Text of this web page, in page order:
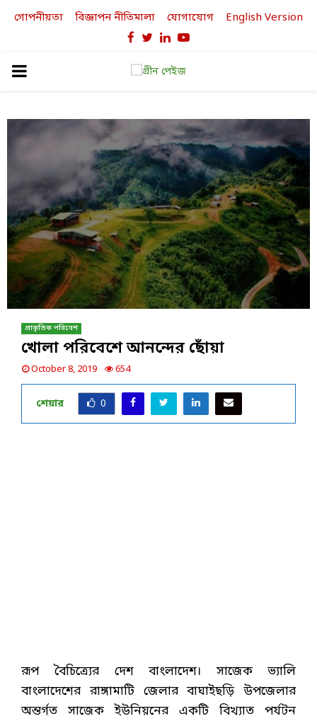
গোপনীয়তা বিজ্ঞাপন নীতিমালা যোগাযোগ English Version
Facebook
TwitterLinkedinYoutube
PRIMARY
প্রাকৃতিক পরিবেশ
খোলা পরিবেশে আনন্দের ছোঁয়া
October 8, 2019 654
শেয়ার 0
রূপ বৈচিত্র্যের দেশ বাংলাদেশ। সাজেক ভ্যালি
বাংলাদেশের রাঙ্গামাটি জেলার বাঘাইছড়ি উপজেলার
অন্তর্গত সাজেক ইউনিয়নের একটি বিখ্যাত পর্যটন